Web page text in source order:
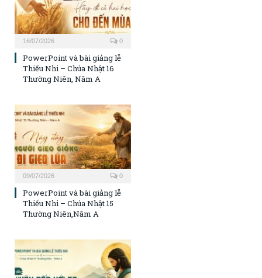
16/07/2026 0
PowerPoint và bài giảng lễ
Thiếu Nhi – Chúa Nhật 16
Thường Niên, Năm A
09/07/2026 0
PowerPoint và bài giảng lễ
Thiếu Nhi – Chúa Nhật 15
Thường Niên,Năm A